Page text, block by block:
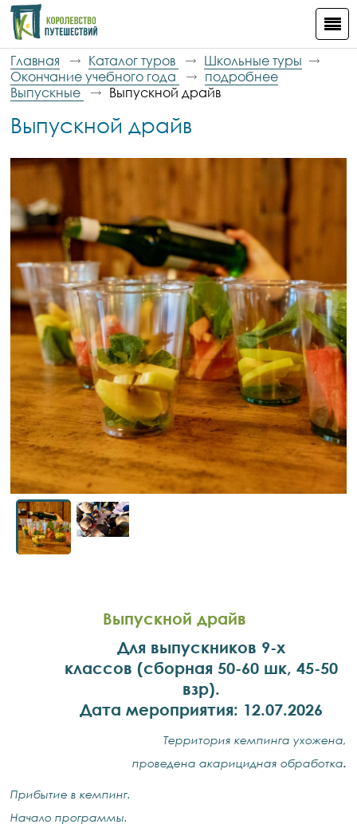
Главная Каталог туров
Школьные туры
Окончание учебного года
подробнее
Выпускные
Выпускной драйв
Выпускной драйв
Выпускной драйв
Для выпускников 9-х
классов (сборная 50-60 шк, 45-50
взр).
Дата мероприятия: 12.07.2026
Территория кемпинга ухожена,
проведена акарицидная обработка.
Прибытие в кемпинг.
Начало программы.